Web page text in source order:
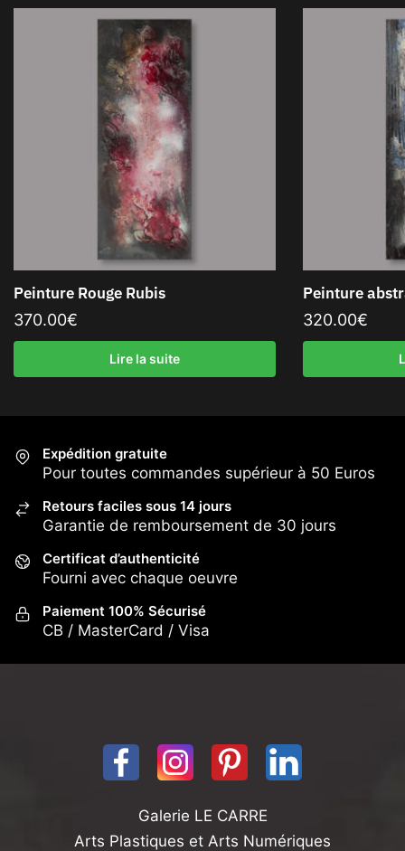
Peinture Rouge Rubis
370.00€
Lire la suite
Peinture
320.00€
Expédition gratuite
Pour toutes commandes supérieur à 50 Euros
Retours faciles sous 14 jours
Garantie de remboursement de 30 jours
Certificat d’authenticité
Fourni avec chaque oeuvre
Paiement 100% Sécurisé
CB / MasterCard / Visa
Galerie LE CARRE
Arts Plastiques et Arts Numériques